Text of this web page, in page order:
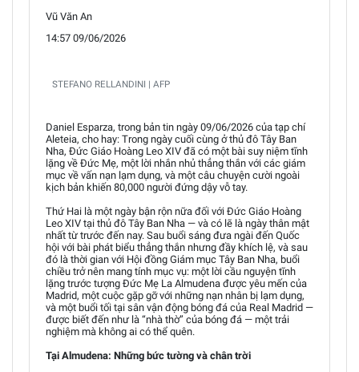
Vũ Văn An
14:57 09/06/2026
STEFANO RELLANDINI | AFP
Daniel Esparza, trong bản tin ngày 09/06/2026 của tạp chí
Aleteia, cho hay: Trong ngày cuối cùng ở thủ đô Tây Ban
Nha, Đức Giáo Hoàng Leo XIV đã có một bài suy niệm tĩnh
lặng về Đức Mẹ, một lời nhắn nhủ thẳng thắn với các giám
mục về vấn nạn lạm dụng, và một câu chuyện cười ngoài
kịch bản khiến 80,000 người đứng dậy vỗ tay.
Thứ Hai là một ngày bận rộn nữa đối với Đức Giáo Hoàng
Leo XIV tại thủ đô Tây Ban Nha — và có lẽ là ngày thân mật
nhất từ trước đến nay. Sau buổi sáng đưa ngài đến Quốc
hội với bài phát biểu thẳng thắn nhưng đầy khích lệ, và sau
đó là thời gian với Hội đồng Giám mục Tây Ban Nha, buổi
chiều trở nên mang tính mục vụ: một lời cầu nguyện tĩnh
lặng trước tượng Đức Mẹ La Almudena được yêu mến của
Madrid, một cuộc gặp gỡ với những nạn nhân bị lạm dụng,
và một buổi tối tại sân vận động bóng đá của Real Madrid —
được biết đến như là “nhà thờ” của bóng đá — một trải
nghiệm mà không ai có thể quên.
Tại Almudena: Những bức tường và chân trời